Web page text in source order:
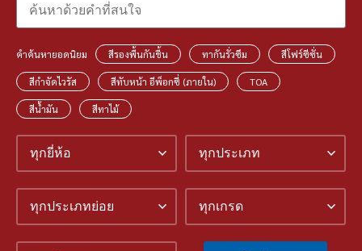
คำค้นหายอดนิยม สีรองพื้นกันชื้น ทากันรั่วซึม สีโฟร์ซีซั่น
สีกำจัดไวรัส สีทับหน้า อีพ็อกซี่ (ภายใน) TOA
สีน้ำมัน สีทาไม้
ทุกยี่ห้อ ทุกประเภท
ทุกประเภทย่อย ทุกเกรด